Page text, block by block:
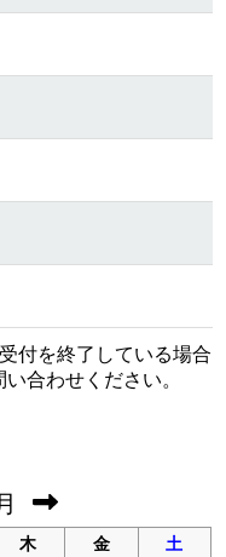
付を終了している場合
合わせください。
木 金 土